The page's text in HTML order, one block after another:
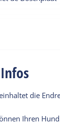
die
Ihren